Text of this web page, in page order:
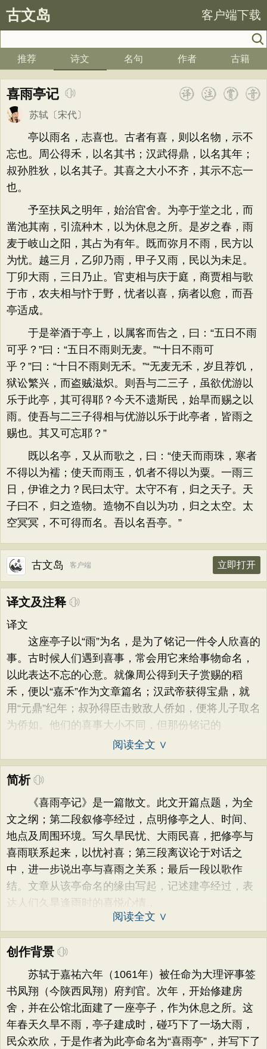
古文岛 客户端下载
推荐 诗文 名句 作者 古籍
喜雨亭记
苏轼 〔宋代〕
亭以雨名，志喜也。古者有喜，则以名物，示不
忘也。周公得禾，以名其书；汉武得鼎，以名其年；
叔孙胜狄，以名其子。其喜之大小不齐，其示不忘一
也。
予至扶风之明年，始治官舍。为亭于堂之北，而
凿池其南，引流种木，以为休息之所。是岁之春，雨
麦于岐山之阳，其占为有年。既而弥月不雨，民方以
为忧。越三月，乙卯乃雨，甲子又雨，民以为未足。
丁卯大雨，三日乃止。官吏相与庆于庭，商贾相与歌
于市，农夫相与忭于野，忧者以喜，病者以愈，而吾
亭适成。
于是举酒于亭上，以属客而告之，曰：“五日不雨
可乎？”曰：“五日不雨则无麦。”“十日不雨可
乎？”曰：“十日不雨则无禾。”“无麦无禾，岁且荐饥，
狱讼繁兴，而盗贼滋炽。则吾与二三子，虽欲优游以
乐于此亭，其可得耶？今天不遗斯民，始旱而赐之以
雨。使吾与二三子得相与优游以乐于此亭者，皆雨之
赐也。其又可忘耶？”
既以名亭，又从而歌之，曰：“使天而雨珠，寒者
不得以为襦；使天而雨玉，饥者不得以为粟。一雨三
日，伊谁之力？民曰太守。太守不有，归之天子。天
子曰不，归之造物。造物不自以为功，归之太空。太
空冥冥，不可得而名。吾以名吾亭。”
古文岛 客户端 立即打开
译文及注释
译文
这座亭子以“雨”为名，是为了铭记一件令人欣喜的
事。古时候人们遇到喜事，常会用它来给事物命名，
以此表达不忘的心意。就像周公得到天子赏赐的稻
禾，便以“嘉禾”作为文章篇名；汉武帝获得宝鼎，就
用“元鼎”纪年；叔孙得臣击败敌人侨如，便将儿子取名
为侨如。他们的喜事大小不同，但那份铭记的
阅读全文 ∨
简析
《喜雨亭记》是一篇散文。此文开篇点题，为全
文之纲；第二段叙修亭经过，点明修亭之人、时间、
地点及周围环境。写久旱民忧、大雨民喜，把修亭与
喜雨联系起来，以忧衬喜；第三段离议论于对话之
中，进一步说出亭与喜雨之关系；最后一段以歌作
结。文章从该亭命名的缘由写起，记述建亭经过，表
达人们久旱逢雨时的喜悦心情，
阅读全文 ∨
创作背景
苏轼于嘉祐六年（1061年）被任命为大理评事签
书凤翔（今陕西凤翔）府判官。次年，开始修建房
舍，并在公馆北面建了一座亭子，作为休息之所。这
年春天久旱不雨，亭子建成时，碰巧下了一场大雨，
民众欢欣，于是作者为此亭命名为“喜雨亭”，并写下了